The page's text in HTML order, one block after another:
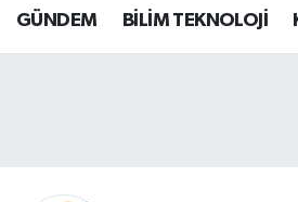
GÜNDEM BİLİM TEKNOLOJİ
Kocaeli Hava Durumu